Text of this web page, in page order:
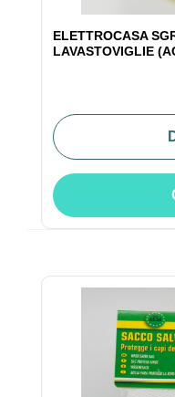
ELETTROCASA
LAVASTOVIGLIE